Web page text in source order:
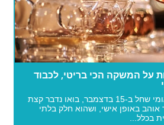
על המשקה הכי בריטי, לכבוד
לכבוד יום התה הבינלאומי שחל ב-15 בדצמבר, בואו נדבר קצת
באופן אישי, ושהוא חלק בלתי
בכלל...